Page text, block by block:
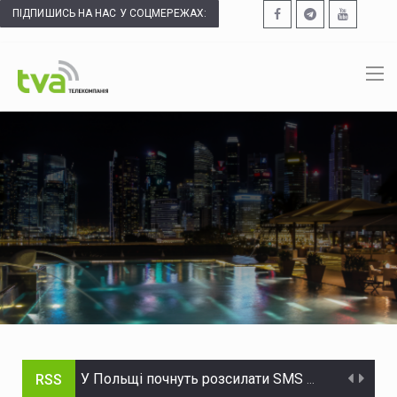
ПІДПИШИСЬ НА НАС У СОЦМЕРЕЖАХ:
RSS Молдова після інциденту з дроном відкликала посла на росії